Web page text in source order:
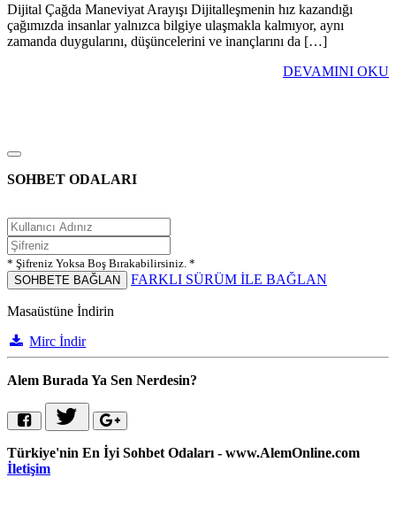
Dijital Çağda Maneviyat Arayışı Dijitalleşmenin hız kazandığı
çağımızda insanlar yalnızca bilgiye ulaşmakla kalmıyor, aynı
zamanda duygularını, düşüncelerini ve inançlarını da […]
DEVAMINI OKU
SOHBET ODALARI
* Şifreniz Yoksa Boş Bırakabilirsiniz. *
SOHBETE BAĞLAN
FARKLI SÜRÜM İLE BAĞLAN
Masaüstüne İndirin
Mirc İndir
Alem Burada Ya Sen Nerdesin?
Türkiye'nin En İyi Sohbet Odaları - www.AlemOnline.com
İletişim